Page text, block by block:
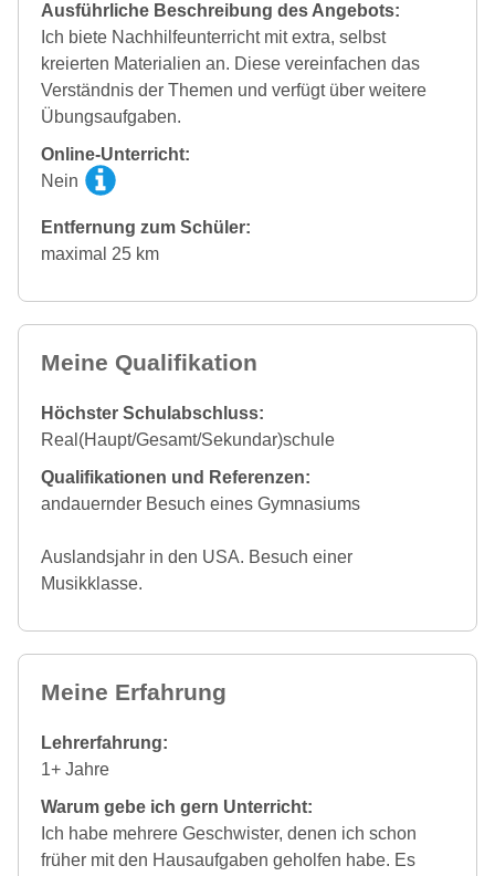
Ausführliche Beschreibung des Angebots:
Ich biete Nachhilfeunterricht mit extra, selbst
kreierten Materialien an. Diese vereinfachen das
Verständnis der Themen und verfügt über weitere
Übungsaufgaben.
Online-Unterricht:
Nein
Entfernung zum Schüler:
maximal 25 km
Meine Qualifikation
Höchster Schulabschluss:
Real(Haupt/Gesamt/Sekundar)schule
Qualifikationen und Referenzen:
andauernder Besuch eines Gymnasiums
Auslandsjahr in den USA. Besuch einer
Musikklasse.
Meine Erfahrung
Lehrerfahrung:
1+ Jahre
Warum gebe ich gern Unterricht:
Ich habe mehrere Geschwister, denen ich schon
früher mit den Hausaufgaben geholfen habe. Es